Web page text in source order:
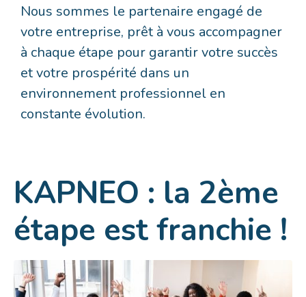
Nous sommes le partenaire engagé de
votre entreprise, prêt à vous accompagner
à chaque étape pour garantir votre succès
et votre prospérité dans un
environnement professionnel en
constante évolution.
KAPNEO : la 2ème
étape est franchie !